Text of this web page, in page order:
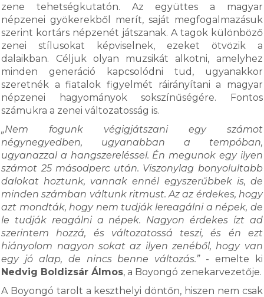
zene tehetségkutatón. Az együttes a magyar
népzenei gyökerekből merít, saját megfogalmazásuk
szerint kortárs népzenét játszanak. A tagok különböző
zenei stílusokat képviselnek, ezeket ötvözik a
dalaikban. Céljuk olyan muzsikát alkotni, amelyhez
minden generáció kapcsolódni tud, ugyanakkor
szeretnék a fiatalok figyelmét ráirányítani a magyar
népzenei hagyományok sokszínűségére. Fontos
számukra a zenei változatosság is.
„Nem fogunk végigjátszani egy számot
négynegyedben, ugyanabban a tempóban,
ugyanazzal a hangszereléssel. Én megunok egy ilyen
számot 25 másodperc után. Viszonylag bonyolultabb
dalokat hoztunk, vannak ennél egyszerűbbek is, de
minden számban váltunk ritmust. Az az érdekes, hogy
azt mondták, hogy nem tudják lereagálni a népek, de
le tudják reagálni a népek. Nagyon érdekes ízt ad
szerintem hozzá, és változatossá teszi, és én ezt
hiányolom nagyon sokat az ilyen zenéből, hogy van
egy jó alap, de nincs benne változás.”- emelte ki
Nedvig Boldizsár Álmos, a Boyongó zenekarvezetője.
A Boyongó tarolt a keszthelyi döntőn, hiszen nem csak